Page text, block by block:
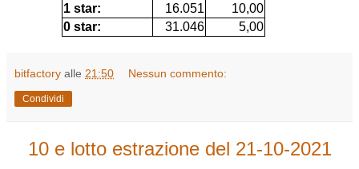
1 star:
16.051
10,00
0 star:
31.046 5,00
bitfactory alle 21:50 Nessun commento:
Condividi
10 e lotto estrazione del 21-10-2021